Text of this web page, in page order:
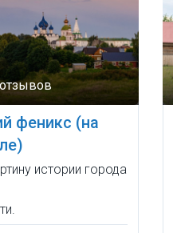
феникс (на
истории города